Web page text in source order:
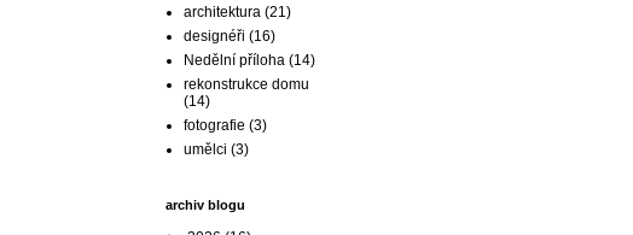
architektura (21)
designéři (16)
Nedělní příloha (14)
rekonstrukce domu
(14)
fotografie (3)
umělci (3)
archiv blogu